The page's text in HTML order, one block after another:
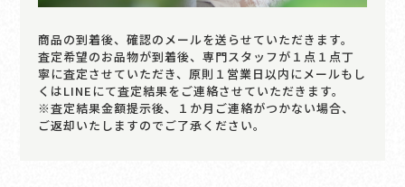
商品の到着後、確認のメールを送らせていただきます。
査定希望のお品物が到着後、専門スタッフが１点１点丁
寧に査定させていただき、原則１営業日以内にメールもし
くはLINEにて査定結果をご連絡させていただきます。
※査定結果金額提示後、１か月ご連絡がつかない場合、
ご返却いたしますのでご了承ください。